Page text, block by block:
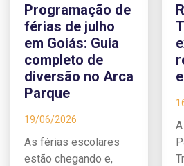
Programação de
férias de julho
em Goiás: Guia
completo de
diversão no Arca
Parque
19/06/2026
As férias escolares
estão chegando e,